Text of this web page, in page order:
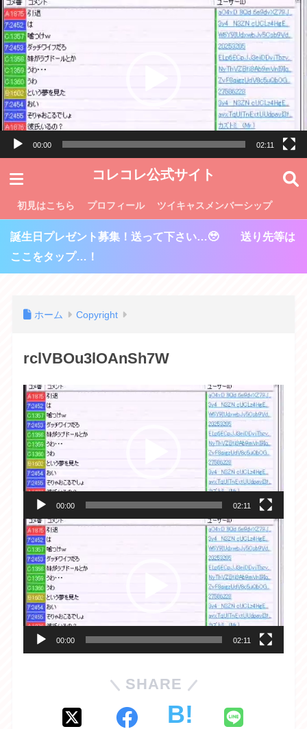
動
画
プ
レ
ー
ヤ
ー
00:00 02:11
コレコレ公式サイト
初見はこちら プロフィール ツイキャスメンバーシップ
誕生日プレゼント募集！送って下さい…🥹 送り先等は
ここをタップ…！
ホーム Copyright
rclVBOu3lOAnSh7W
動
画
プ
レ
ー
ヤ
00:00 02:11
動
画
プ
レ
ー
ヤ
00:00 02:11
SHARE